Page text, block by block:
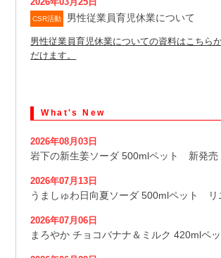
2026年03月25日
CSR活動 男性従業員育児休業について
男性従業員育児休業についての資料はこちら
だけます。
What's New
2026年08月03日
岩下の新生姜ソーダ 500mlペット 新発売
2026年07月13日
うましゅわ日向夏ソーダ 500mlペット リ
2026年07月06日
まろやか チョコバナナ＆ミルク 420mlペ